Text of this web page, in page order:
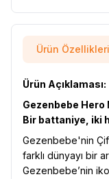
Ürün Özellikleri
Ürün Açıklaması:
Gezenbebe Hero
Bir battaniye, iki
Gezenbebe'nin
farklı dünyayı bir
Gezenbebe’nin